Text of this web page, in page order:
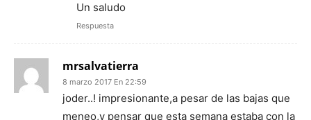
Un saludo
Respuesta
mrsalvatierra
8 marzo 2017 En 22:59
joder..! impresionante,a pesar de las bajas que
meneo,y pensar que esta semana estaba con la